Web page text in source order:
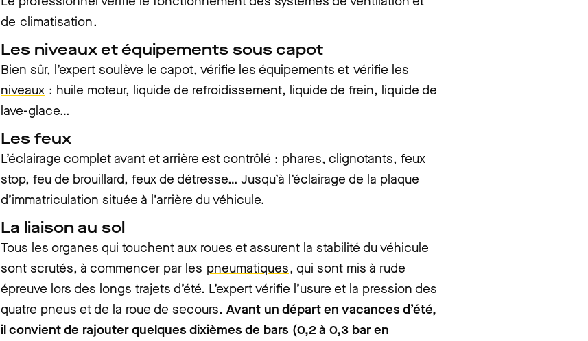
de climatisation.
Les niveaux et équipements sous capot
Bien sûr, l’expert soulève le capot, vérifie les équipements et vérifie les
niveaux : huile moteur, liquide de refroidissement, liquide de frein, liquide de
lave-glace…
Les feux
L’éclairage complet avant et arrière est contrôlé : phares, clignotants, feux
stop, feu de brouillard, feux de détresse… Jusqu’à l’éclairage de la plaque
d’immatriculation située à l’arrière du véhicule.
La liaison au sol
Tous les organes qui touchent aux roues et assurent la stabilité du véhicule
sont scrutés, à commencer par les pneumatiques, qui sont mis à rude
épreuve lors des longs trajets d’été. L’expert vérifie l’usure et la pression des
quatre pneus et de la roue de secours. Avant un départ en vacances d’été,
il convient de rajouter quelques dixièmes de bars (0,2 à 0,3 bar en